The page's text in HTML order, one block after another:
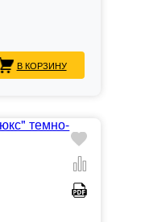
В КОРЗИНУ